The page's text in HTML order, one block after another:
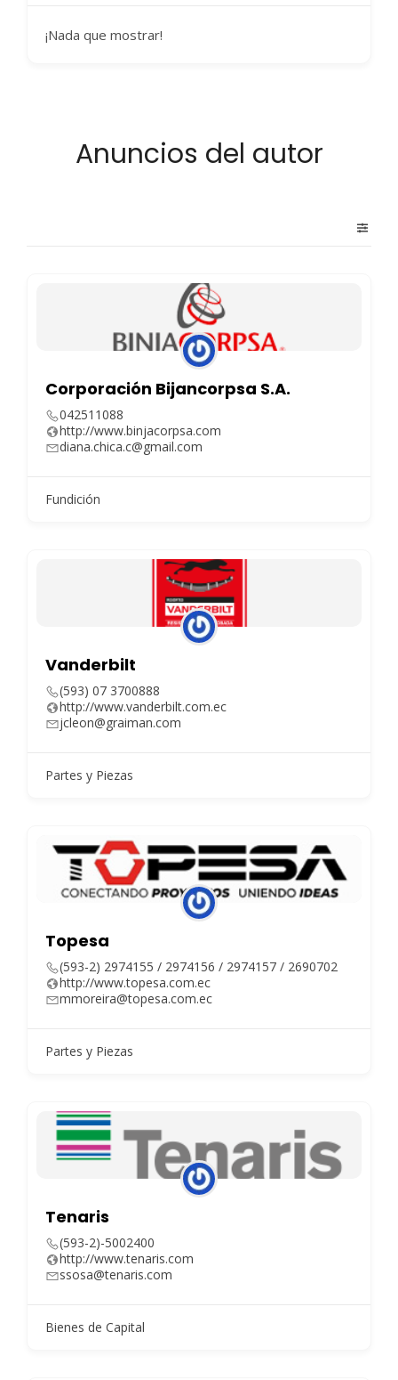
¡Nada que mostrar!
Anuncios del autor
Corporación Bijancorpsa S.A.
042511088
http://www.binjacorpsa.com
diana.chica.c@gmail.com
Fundición
Vanderbilt
(593) 07 3700888
http://www.vanderbilt.com.ec
jcleon@graiman.com
Partes y Piezas
Topesa
(593-2) 2974155 / 2974156 / 2974157 / 2690702
http://www.topesa.com.ec
mmoreira@topesa.com.ec
Partes y Piezas
Tenaris
(593-2)-5002400
http://www.tenaris.com
ssosa@tenaris.com
Bienes de Capital